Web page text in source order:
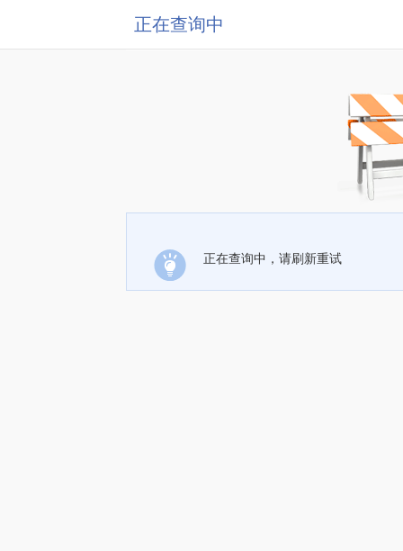
正在查询中
正在查询中，请刷新重试